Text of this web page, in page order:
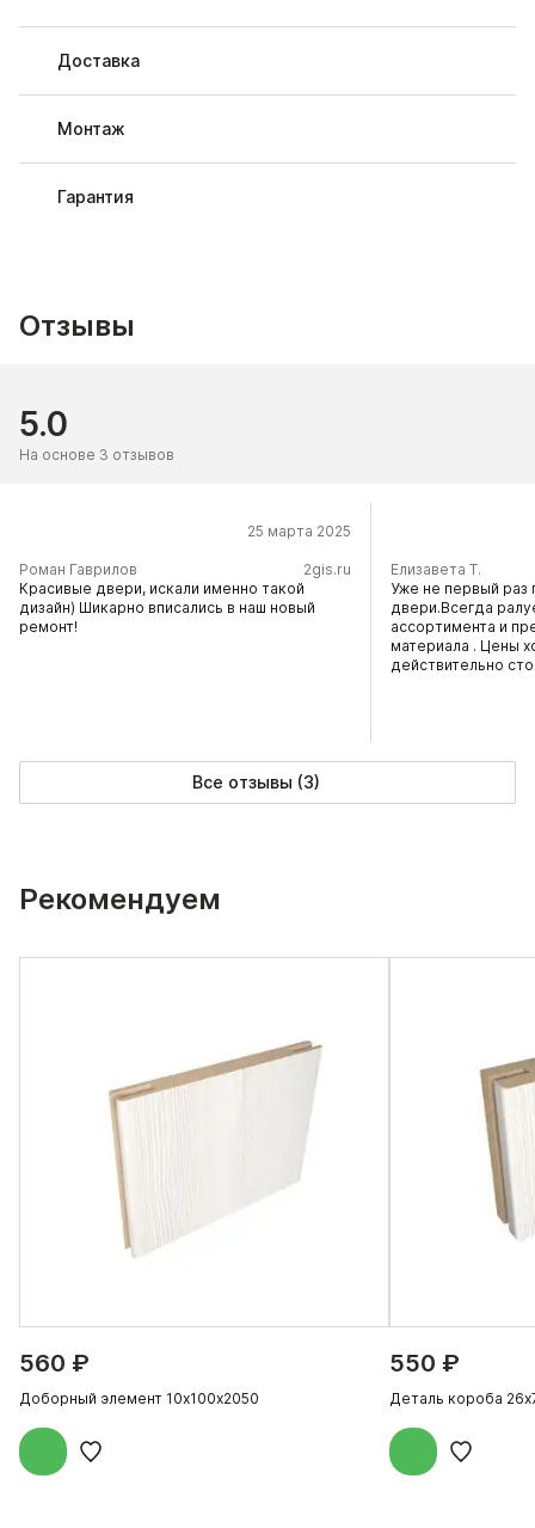
Доставка
Монтаж
Гарантия
Отзывы
5.0
На основе 3 отзывов
25 марта 2025
​Роман Гаврилов
2gis.ru
Красивые двери, искали именно такой
дизайн) Шикарно вписались в наш новый
ремонт!
Елизавета Т.
Уже не первый раз
двери.Всегда
ассортимента и
материала . Цены
действительно
Все отзывы (3)
Рекомендуем
560 ₽
Доборный элемент 10х100х2050
550 ₽
Деталь короба